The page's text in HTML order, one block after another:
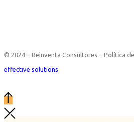
© 2024 – Reinventa Consultores – Política
effective solutions